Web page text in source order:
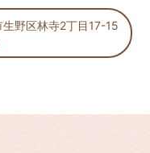
野区林寺2丁目17-15